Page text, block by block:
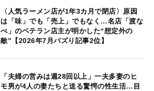
〈人気ラーメン店が1年3カ月で閉店〉原因
は「味」でも「売上」でもなく…名店「渡な
べ」のベテラン店主が明かした“想定外の
敵”【2026年7月バズり記事2位】
「夫婦の営みは週28回以上」一夫多妻のヒ
モ男が4人の妻たちと送る驚愕の性生活…目